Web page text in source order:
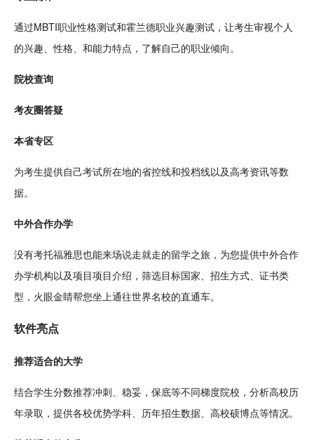
通过MBTI职业性格测试和霍兰德职业兴趣测试，让考生审视个人
的兴趣、性格、和能力特点，了解自己的职业倾向。
院校查询
考友圈答疑
本省专区
为考生提供自己考试所在地的省控线和投档线以及高考资讯等数
据。
中外合作办学
没有考托福雅思也能来场说走就走的留学之旅，为您提供中外合作
办学机构以及项目项目介绍，筛选目标国家、招生方式、证书类
型，火眼金睛帮您坐上通往世界名校的直通车。
软件亮点
推荐适合的大学
结合学生分数推荐冲刺、稳妥，保底等不同梯度院校，分析高校历
年录取，提供各校优势学科、历年招生数据、高校硕博点等情况。